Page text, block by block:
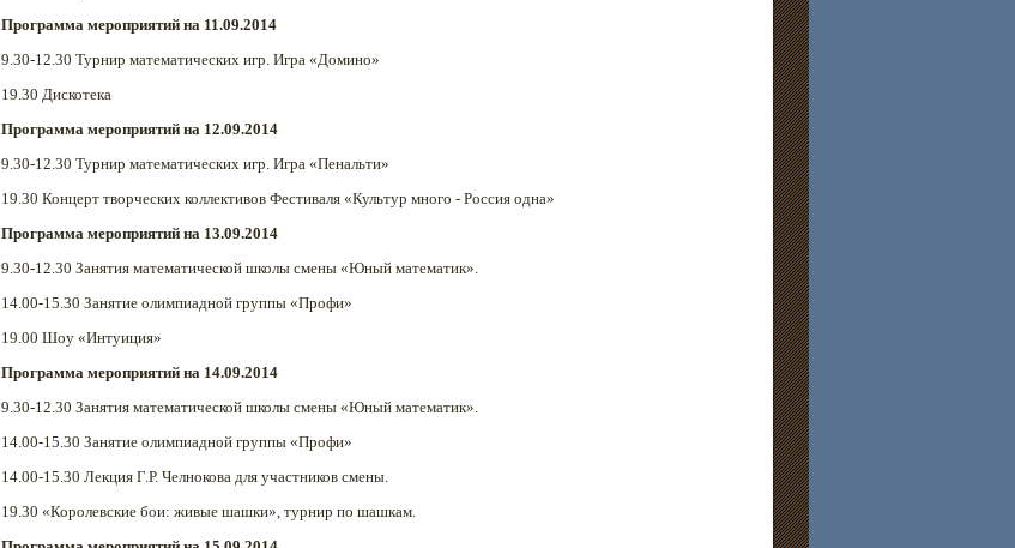
Программа мероприятий на 11.09.2014
9.30-12.30 Турнир математических игр. Игра «Домино»
19.30 Дискотека
Программа мероприятий на 12.09.2014
9.30-12.30 Турнир математических игр. Игра «Пенальти»
19.30 Концерт творческих коллективов Фестиваля «Культур много - Россия одна»
Программа мероприятий на 13.09.2014
9.30-12.30 Занятия математической школы смены «Юный математик».
14.00-15.30 Занятие олимпиадной группы «Профи»
19.00 Шоу «Интуиция»
Программа мероприятий на 14.09.2014
9.30-12.30 Занятия математической школы смены «Юный математик».
14.00-15.30 Занятие олимпиадной группы «Профи»
14.00-15.30 Лекция Г.Р. Челнокова для участников смены.
19.30 «Королевские бои: живые шашки», турнир по шашкам.